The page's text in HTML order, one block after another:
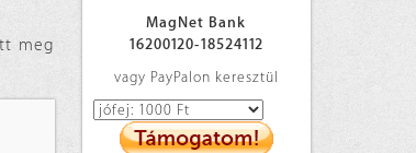
meg
MagNet Bank
16200120-18524112
vagy PayPalon keresztül